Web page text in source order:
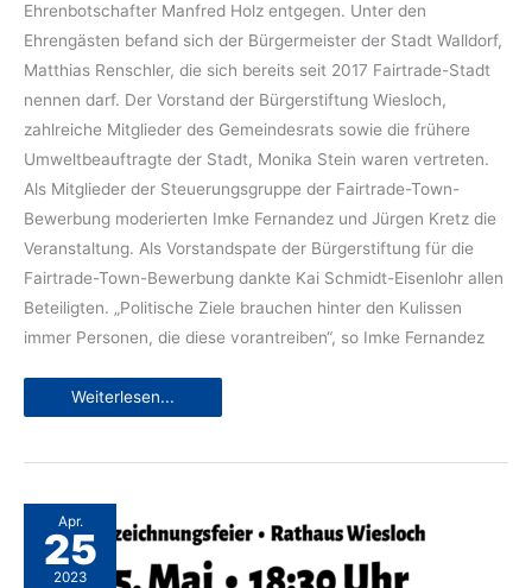
Ehrenbotschafter Manfred Holz entgegen. Unter den
Ehrengästen befand sich der Bürgermeister der Stadt Walldorf,
Matthias Renschler, die sich bereits seit 2017 Fairtrade-Stadt
nennen darf. Der Vorstand der Bürgerstiftung Wiesloch,
zahlreiche Mitglieder des Gemeindesrats sowie die frühere
Umweltbeauftragte der Stadt, Monika Stein waren vertreten.
Als Mitglieder der Steuerungsgruppe der Fairtrade-Town-
Bewerbung moderierten Imke Fernandez und Jürgen Kretz die
Veranstaltung. Als Vorstandspate der Bürgerstiftung für die
Fairtrade-Town-Bewerbung dankte Kai Schmidt-Eisenlohr allen
Beteiligten. „Politische Ziele brauchen hinter den Kulissen
immer Personen, die diese vorantreiben“, so Imke Fernandez
“Global
denken,
Weiterlesen...
Apr.
25
2023